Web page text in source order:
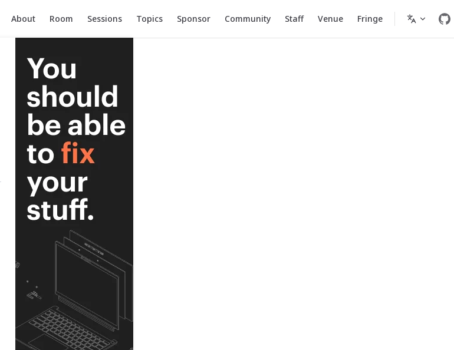
About Room Sessions Topics Sponsor Community Staff Venue Fringe